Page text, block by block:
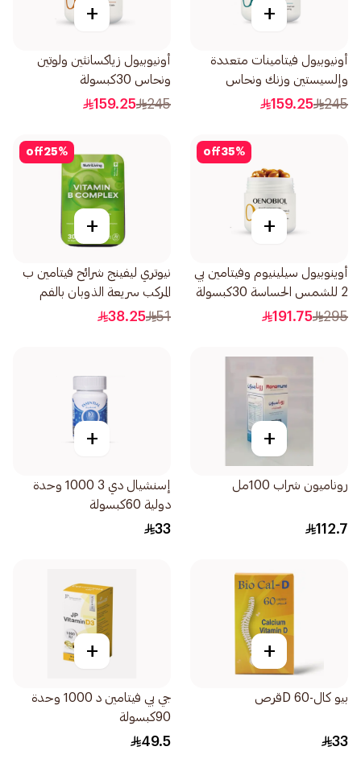
+
أونيوبيول فيتامينات متعددة
وإلسيستين وزنك ونحاس
60قرص
245
159.25
+
أونيوبيول زياكسانثين ولوتين
ونحاس 30كبسولة
245
159.25
35%
off
+
أوينوبيول سيلينيوم وفيتامين بي
2 للشمس الحساسة 30كبسولة
295
191.75
25%
off
+
نيوتري ليفينج شرائح فيتامين ب
المركب سريعة الذوبان بالفم
30قطعة
51
38.25
+
روناميون شراب 100مل
112.7
+
إسنشيال دي 3 1000 وحدة
دولية 60كبسولة
33
+
بيو كال-D 60قرص
33
+
جي بي فيتامين د 1000 وحدة
90كبسولة
49.5